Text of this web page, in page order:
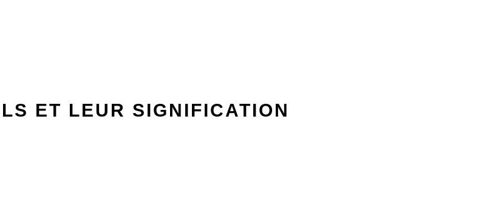
ET LEUR SIGNIFICATION